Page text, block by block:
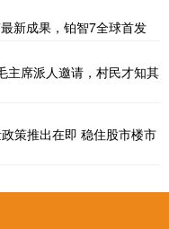
新成果，铂智7全球首发
主席派人邀请，村民才知其
策推出在即 稳住股市楼市